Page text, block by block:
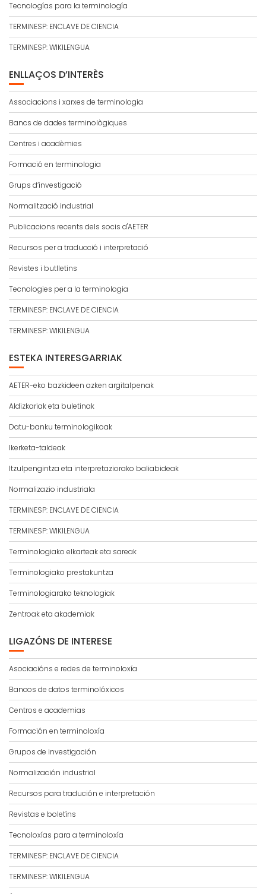
Tecnologías para la terminología
TERMINESP: ENCLAVE DE CIENCIA
TERMINESP: WIKILENGUA
ENLLAÇOS D’INTERÈS
Associacions i xarxes de terminologia
Bancs de dades terminològiques
Centres i acadèmies
Formació en terminologia
Grups d’investigació
Normalització industrial
Publicacions recents dels socis d'AETER
Recursos per a traducció i interpretació
Revistes i butlletins
Tecnologies per a la terminologia
TERMINESP: ENCLAVE DE CIENCIA
TERMINESP: WIKILENGUA
ESTEKA INTERESGARRIAK
AETER-eko bazkideen azken argitalpenak
Aldizkariak eta buletinak
Datu-banku terminologikoak
Ikerketa-taldeak
Itzulpengintza eta interpretaziorako baliabideak
Normalizazio industriala
TERMINESP: ENCLAVE DE CIENCIA
TERMINESP: WIKILENGUA
Terminologiako elkarteak eta sareak
Terminologiako prestakuntza
Terminologiarako teknologiak
Zentroak eta akademiak
LIGAZÓNS DE INTERESE
Asociacións e redes de terminoloxía
Bancos de datos terminolóxicos
Centros e academias
Formación en terminoloxía
Grupos de investigación
Normalización industrial
Recursos para tradución e interpretación
Revistas e boletíns
Tecnoloxías para a terminoloxía
TERMINESP: ENCLAVE DE CIENCIA
TERMINESP: WIKILENGUA